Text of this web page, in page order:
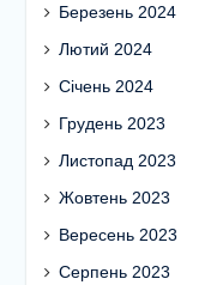
Березень 2024
Лютий 2024
Січень 2024
Грудень 2023
Листопад 2023
Жовтень 2023
Вересень 2023
Серпень 2023